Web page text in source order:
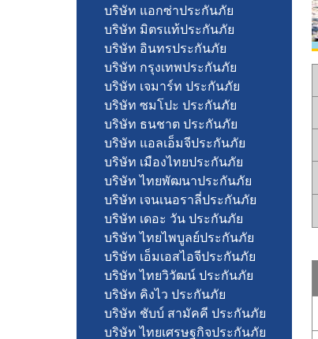
บริษัท แอกซ่าประกันภัย
บริษัท มิตรแท้ประกันภัย
บริษัท อินทรประกันภัย
บริษัท กรุงเทพประกันภัย
บริษัท เจมาร์ท ประกันภัย
บริษัท ซมโปะ ประกันภัย
บริษัท ธนชาต ประกันภัย
บริษัท แอลเอ็มจีประกันภัย
บริษัท เมืองไทยประกันภัย
บริษัท ไทยพัฒนาประกันภัย
บริษัท เจนเนอราลี่ประกันภัย
บริษัท เดอะ วัน ประกันภัย
บริษัท ไทยไพบูลย์ประกันภัย
บริษัท เอ็มเอสไอจีประกันภัย
บริษัท ไทยวิวัฒน์ ประกันภัย
บริษัท คิงไว ประกันภัย
บริษัท ชับบ์ สามัคคี ประกันภัย
บริษัท ไทยเศรษฐกิจประกันภัย